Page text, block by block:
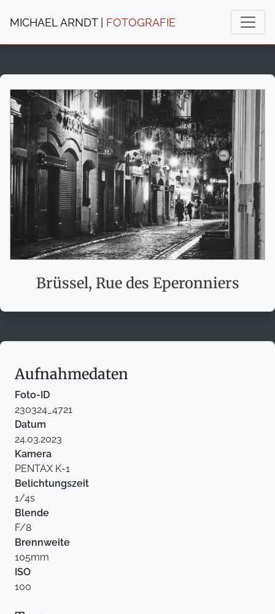
MICHAEL ARNDT | FOTOGRAFIE
Brüssel, Rue des Eperonniers
Aufnahmedaten
Foto-ID
230324_4721
Datum
24.03.2023
Kamera
PENTAX K-1
Belichtungszeit
1/4s
Blende
F/8
Brennweite
105mm
ISO
100